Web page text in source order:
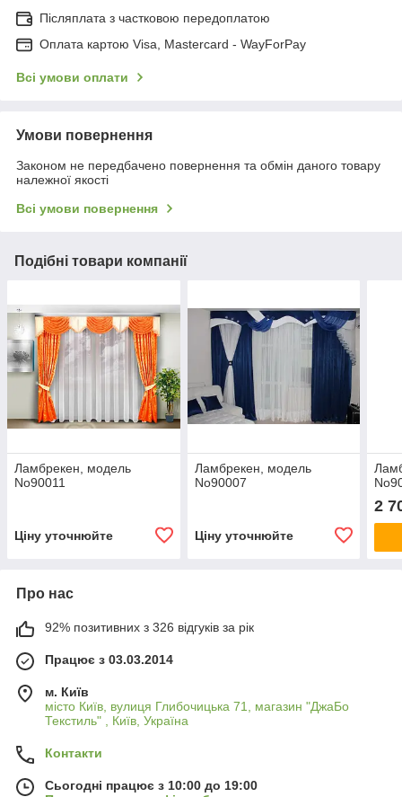
Післяплата з частковою передоплатою
Оплата картою Visa, Mastercard - WayForPay
Всі умови оплати
Умови повернення
Законом не передбачено повернення та обмін даного товару
належної якості
Всі умови повернення
Подібні товари компанії
Ламбрекен, модель
No90011
Ціну уточнюйте
Ламбрекен, модель
No90007
Ціну уточнюйте
2
Про нас
92% позитивних з 326 відгуків за рік
Працює з 03.03.2014
м. Київ
місто Київ, вулиця Глибочицька 71, магазин "ДжаБо
Текстиль" , Київ, Україна
Контакти
Сьогодні працює з 10:00 до 19:00